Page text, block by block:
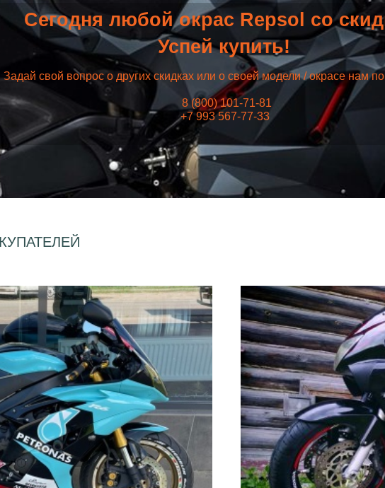
Сегодня любой окрас Repsol со
Успей купить!
Задай свой вопрос о других скидках или о своей модели / окрасе нам
8 (800) 101-71-81
+7 993 567-77-33